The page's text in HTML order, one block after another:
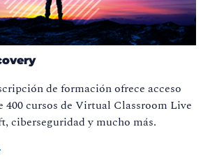
de formación ofrece acceso
400 cursos de Virtual Classroom Live
ciberseguridad y mucho más.